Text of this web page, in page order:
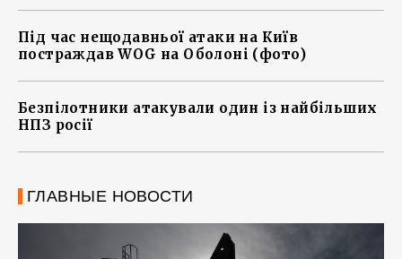
Під час нещодавньої атаки на Київ
постраждав WOG на Оболоні (фото)
Безпілотники атакували один із найбільших
НПЗ росії
ГЛАВНЫЕ НОВОСТИ